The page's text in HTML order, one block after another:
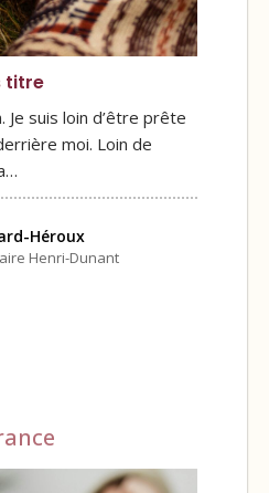
titre
Je suis loin d’être prête
moi. Loin de
Héroux
Henri-Dunant